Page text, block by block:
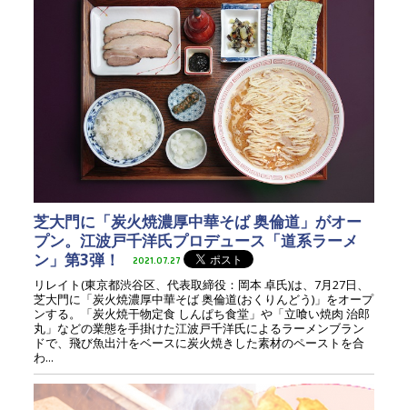
芝大門に「炭火焼濃厚中華そば 奥倫道」がオー
プン。江波戸千洋氏プロデュース「道系ラーメ
ン」第3弾！
2021.07.27
リレイト(東京都渋谷区、代表取締役：岡本 卓氏)は、7月27日、
芝大門に「炭火焼濃厚中華そば 奥倫道(おくりんどう)」をオープ
ンする。「炭火焼干物定食 しんぱち食堂」や「立喰い焼肉 治郎
丸」などの業態を手掛けた江波戸千洋氏によるラーメンブラン
ドで、飛び魚出汁をベースに炭火焼きした素材のペーストを合
わ...